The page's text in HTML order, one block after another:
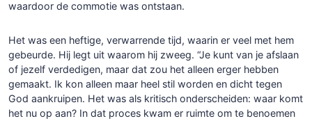
waardoor de commotie was ontstaan.
Het was een heftige, verwarrende tijd, waarin er veel met hem
gebeurde. Hij legt uit waarom hij zweeg. “Je kunt van je afslaan
of jezelf verdedigen, maar dat zou het alleen erger hebben
gemaakt. Ik kon alleen maar heel stil worden en dicht tegen
God aankruipen. Het was als kritisch onderscheiden: waar komt
het nu op aan? In dat proces kwam er ruimte om te benoemen